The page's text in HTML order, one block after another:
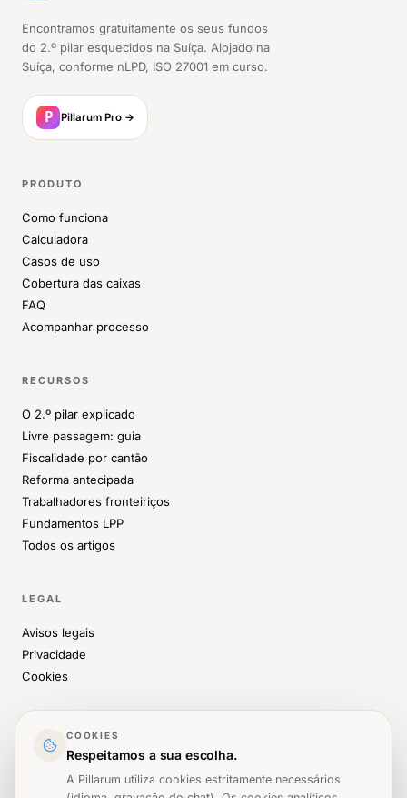
Encontramos gratuitamente os seus fundos
do 2.º pilar esquecidos na Suíça. Alojado na
Suíça, conforme nLPD, ISO 27001 em curso.
Pillarum Pro →
PRODUTO
Como funciona
Calculadora
Casos de uso
Cobertura das caixas
FAQ
Acompanhar processo
RECURSOS
O 2.º pilar explicado
Livre passagem: guia
Fiscalidade por cantão
Reforma antecipada
Trabalhadores fronteiriços
Fundamentos LPP
Todos os artigos
LEGAL
Avisos legais
Privacidade
Cookies
CONTACTO
Imprensa
LinkedIn
COOKIES
Respeitamos a sua escolha.
A Pillarum utiliza cookies estritamente necessários